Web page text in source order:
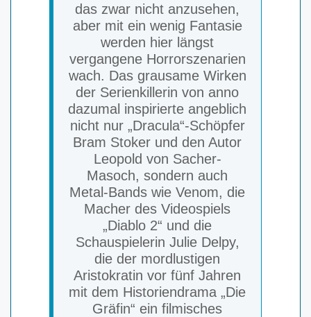
das zwar nicht anzusehen,
aber mit ein wenig Fantasie
werden hier längst
vergangene Horrorszenarien
wach. Das grausame Wirken
der Serienkillerin von anno
dazumal inspirierte angeblich
nicht nur „Dracula“-Schöpfer
Bram Stoker und den Autor
Leopold von Sacher-
Masoch, sondern auch
Metal-Bands wie Venom, die
Macher des Videospiels
„Diablo 2“ und die
Schauspielerin Julie Delpy,
die der mordlustigen
Aristokratin vor fünf Jahren
mit dem Historiendrama „Die
Gräfin“ ein filmisches